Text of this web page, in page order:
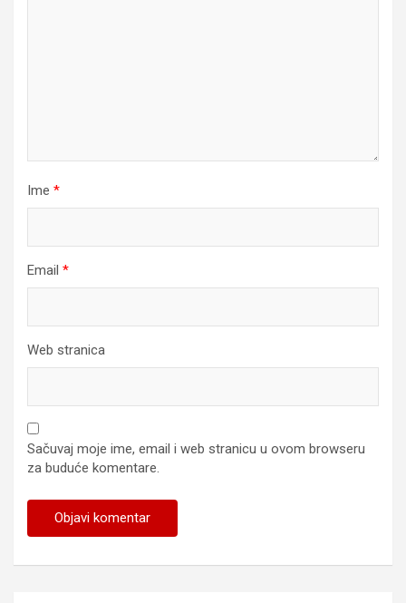
Ime *
Email *
Web stranica
Sačuvaj moje ime, email i web stranicu u ovom browseru
za buduće komentare.